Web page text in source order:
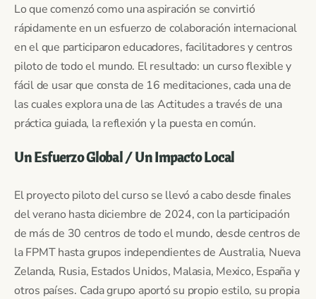
Lo que comenzó como una aspiración se convirtió
rápidamente en un esfuerzo de colaboración internacional
en el que participaron educadores, facilitadores y centros
piloto de todo el mundo. El resultado: un curso flexible y
fácil de usar que consta de 16 meditaciones, cada una de
las cuales explora una de las Actitudes a través de una
práctica guiada, la reflexión y la puesta en común.
Un Esfuerzo Global / Un Impacto Local
El proyecto piloto del curso se llevó a cabo desde finales
del verano hasta diciembre de 2024, con la participación
de más de 30 centros de todo el mundo, desde centros de
la FPMT hasta grupos independientes de Australia, Nueva
Zelanda, Rusia, Estados Unidos, Malasia, Mexico, España y
otros países. Cada grupo aportó su propio estilo, su propia